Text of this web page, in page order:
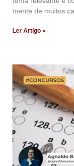
mente de muitos
Ler Artigo »